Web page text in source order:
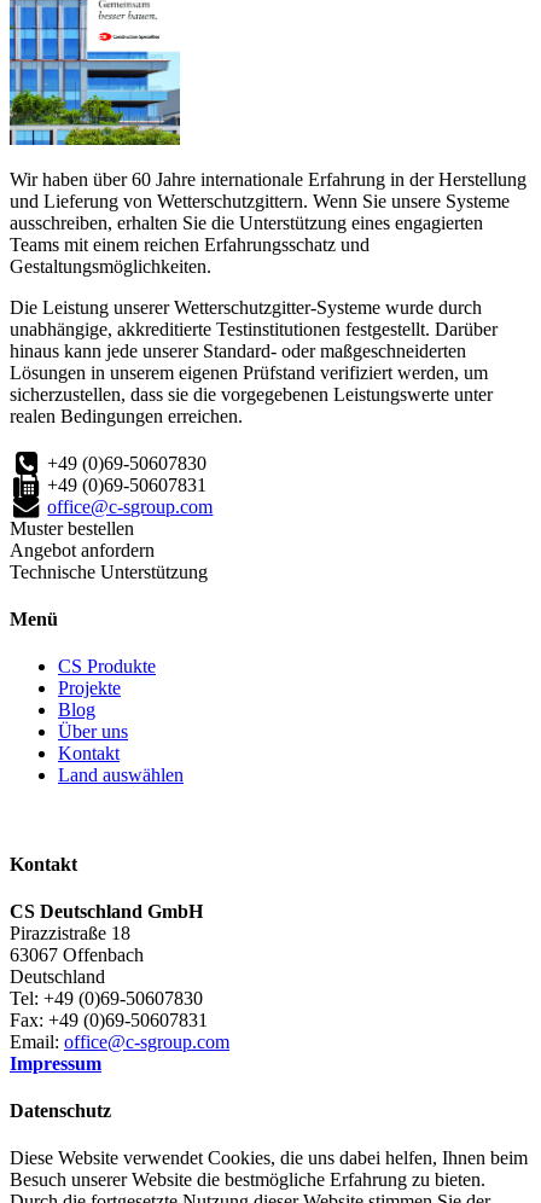
Wir haben über 60 Jahre internationale Erfahrung in der Herstellung
und Lieferung von Wetterschutzgittern. Wenn Sie unsere Systeme
ausschreiben, erhalten Sie die Unterstützung eines engagierten
Teams mit einem reichen Erfahrungsschatz und
Gestaltungsmöglichkeiten.
Die Leistung unserer Wetterschutzgitter-Systeme wurde durch
unabhängige, akkreditierte Testinstitutionen festgestellt. Darüber
hinaus kann jede unserer Standard- oder maßgeschneiderten
Lösungen in unserem eigenen Prüfstand verifiziert werden, um
sicherzustellen, dass sie die vorgegebenen Leistungswerte unter
realen Bedingungen erreichen.
+49 (0)69-50607830
+49 (0)69-50607831
office@c-sgroup.com
Muster bestellen
Angebot anfordern
Technische Unterstützung
Menü
CS Produkte
Projekte
Blog
Über uns
Kontakt
Land auswählen
Kontakt
CS Deutschland GmbH
Pirazzistraße 18
63067 Offenbach
Deutschland
Tel: +49 (0)69-50607830
Fax: +49 (0)69-50607831
Email: office@c-sgroup.com
Impressum
Datenschutz
Diese Website verwendet Cookies, die uns dabei helfen, Ihnen beim
Besuch unserer Website die bestmögliche Erfahrung zu bieten.